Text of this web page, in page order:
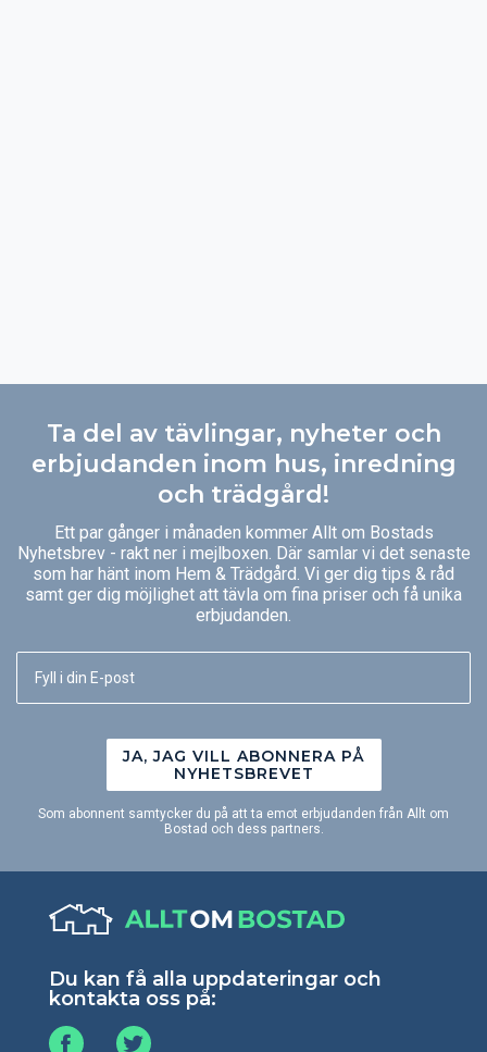
Ta del av tävlingar, nyheter och
erbjudanden inom hus, inredning
och trädgård!
Ett par gånger i månaden kommer Allt om Bostads
Nyhetsbrev - rakt ner i mejlboxen. Där samlar vi det senaste
som har hänt inom Hem & Trädgård. Vi ger dig tips & råd
samt ger dig möjlighet att tävla om fina priser och få unika
erbjudanden.
JA, JAG VILL ABONNERA PÅ
NYHETSBREVET
Som abonnent samtycker du på att ta emot erbjudanden från Allt om
Bostad och dess partners.
Du kan få alla uppdateringar och
kontakta oss på: